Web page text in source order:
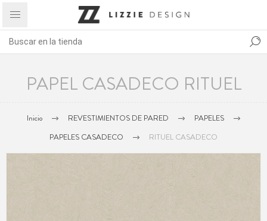
PAPEL CASADECO RITUEL
Inicio REVESTIMIENTOS DE PARED
PAPELES
PAPELES CASADECO
RITUEL CASADECO